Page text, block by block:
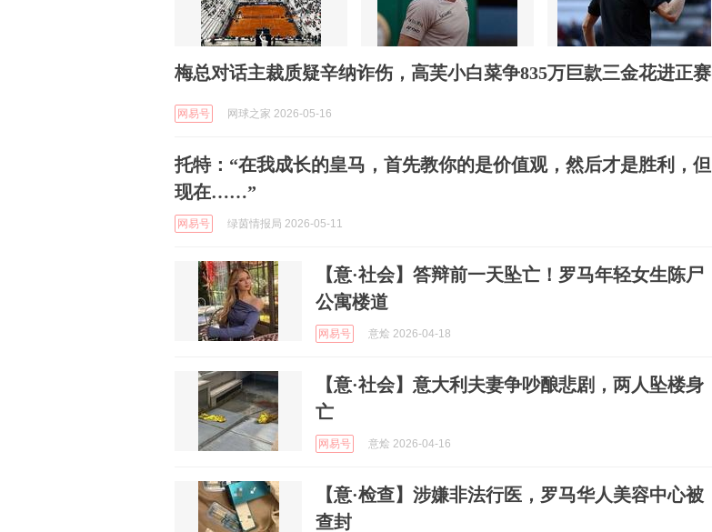
梅总对话主裁质疑辛纳诈伤，高芙小白菜争835万巨款三金花进正赛
网易号 网球之家 2026-05-16
托特：“在我成长的皇马，首先教你的是价值观，然后才是胜利，但
现在……”
网易号 绿茵情报局 2026-05-11
【意·社会】答辩前一天坠亡！罗马年轻女生陈尸
公寓楼道
网易号 意烩 2026-04-18
【意·社会】意大利夫妻争吵酿悲剧，两人坠楼身
亡
网易号 意烩 2026-04-16
【意·检查】涉嫌非法行医，罗马华人美容中心被
查封